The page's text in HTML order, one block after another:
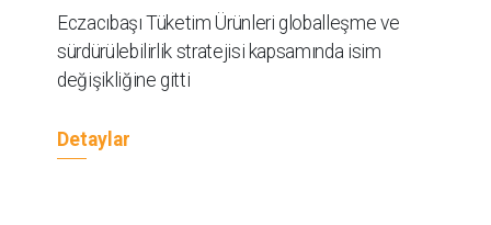
Eczacıbaşı Tüketim Ürünleri globalleşme ve
sürdürülebilirlik stratejisi kapsamında isim
değişikliğine gitti
Detaylar